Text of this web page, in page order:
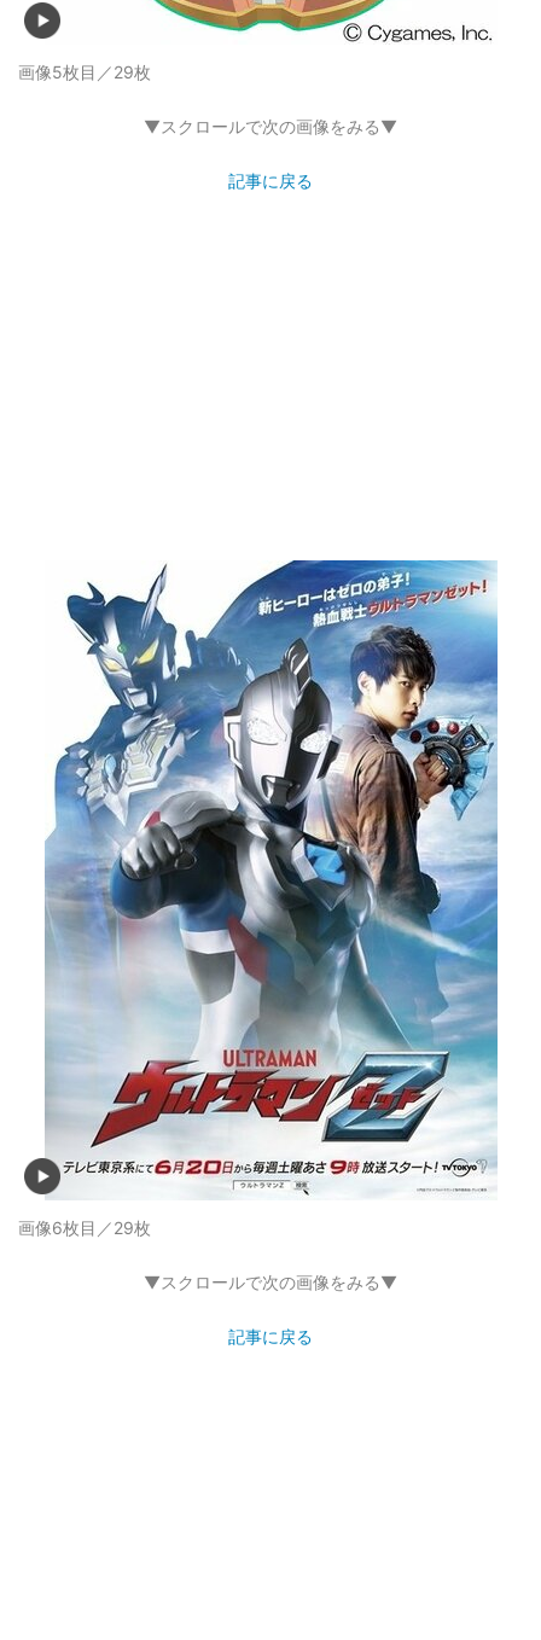
画像5枚目／29枚
▼スクロールで次の画像をみる▼
記事に戻る
画像6枚目／29枚
▼スクロールで次の画像をみる▼
記事に戻る